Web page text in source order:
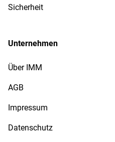
Sicherheit
Unternehmen
Über IMM
AGB
Impressum
Datenschutz